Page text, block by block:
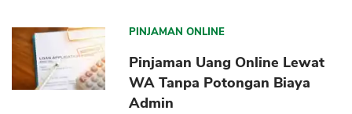
PINJAMAN ONLINE
Pinjaman Uang Online Lewat
WA Tanpa Potongan Biaya
Admin